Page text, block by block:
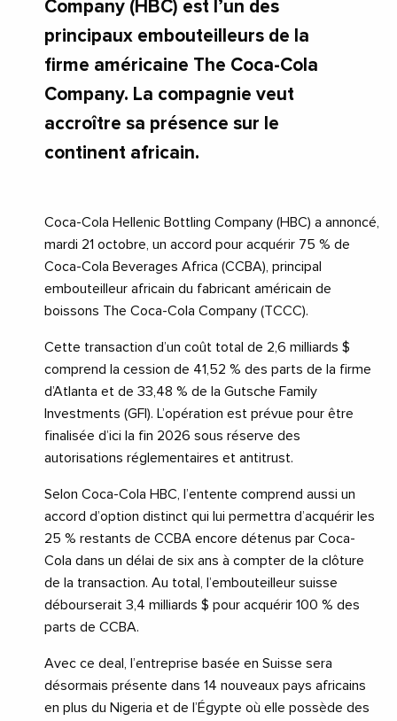
Company (HBC) est l’un des
principaux embouteilleurs de la
firme américaine The Coca-Cola
Company. La compagnie veut
accroître sa présence sur le
continent africain.
Coca-Cola Hellenic Bottling Company (HBC) a annoncé,
mardi 21 octobre, un accord pour acquérir 75 % de
Coca-Cola Beverages Africa (CCBA), principal
embouteilleur africain du fabricant américain de
boissons The Coca-Cola Company (TCCC).
Cette transaction d’un coût total de 2,6 milliards $
comprend la cession de 41,52 % des parts de la firme
d’Atlanta et de 33,48 % de la Gutsche Family
Investments (GFI). L’opération est prévue pour être
finalisée d’ici la fin 2026 sous réserve des
autorisations réglementaires et antitrust.
Selon Coca-Cola HBC, l’entente comprend aussi un
accord d’option distinct qui lui permettra d’acquérir les
25 % restants de CCBA encore détenus par Coca-
Cola dans un délai de six ans à compter de la clôture
de la transaction. Au total, l’embouteilleur suisse
débourserait 3,4 milliards $ pour acquérir 100 % des
parts de CCBA.
Avec ce deal, l’entreprise basée en Suisse sera
désormais présente dans 14 nouveaux pays africains
en plus du Nigeria et de l’Égypte où elle possède des